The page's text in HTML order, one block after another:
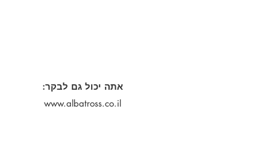
אתה יכול גם לבקר:
www.albatross.co.il